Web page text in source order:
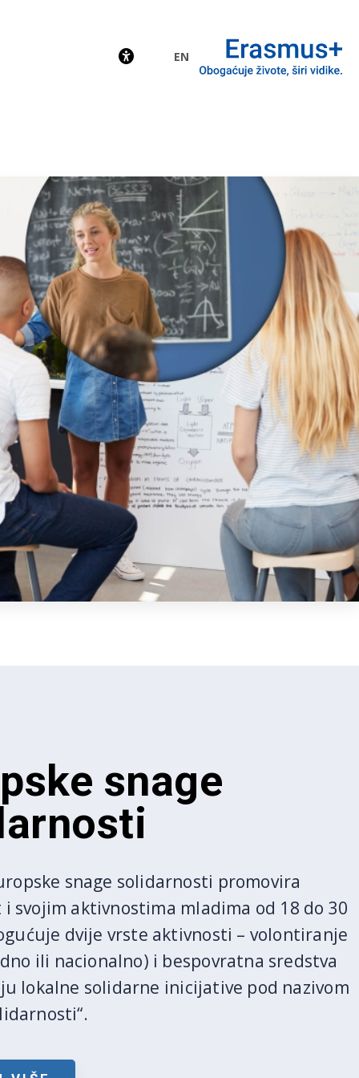
EN
snage
snage solidarnosti promovira
svojim aktivnostima mladima od 18 do 30
dvije vrste aktivnosti – volontiranje
ili nacionalno) i bespovratna sredstva
lokalne solidarne inicijative pod nazivom